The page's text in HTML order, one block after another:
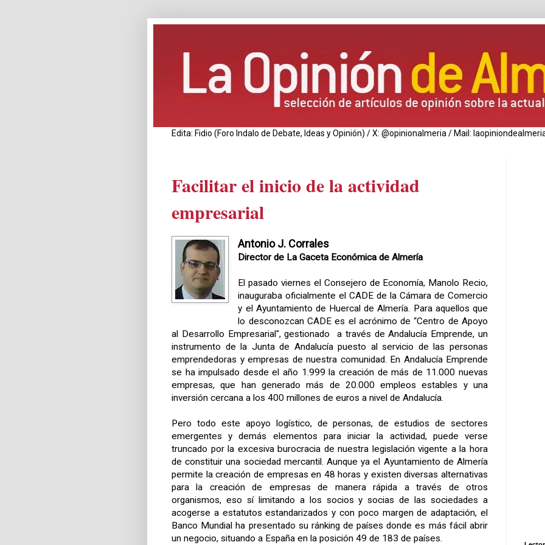
Edita: Fidio (Foro Indalo de Debate, Ideas y Opinión) / X: @opinionalmeria / Mail:
Facilitar el inicio de la actividad
empresarial
Antonio J. Corrales
Director de La Gaceta Económica de Almería
El pasado viernes el Consejero de Economía, Manolo Recio,
inauguraba oficialmente el CADE de la Cámara de Comercio
y el Ayuntamiento de Huercal de Almería. Para aquellos que
lo desconozcan CADE es el acrónimo de “Centro de Apoyo
al Desarrollo Empresarial", gestionado a través de Andalucía Emprende, un
instrumento de la Junta de Andalucía puesto al servicio de las personas
emprendedoras y empresas de nuestra comunidad. En Andalucía Emprende
se ha impulsado desde el año 1.999 la creación de más de 11.000 nuevas
empresas, que han generado más de 20.000 empleos estables y una
inversión cercana a los 400 millones de euros a nivel de Andalucía.
Pero todo este apoyo logístico, de personas, de estudios de sectores
emergentes y demás elementos para iniciar la actividad, puede verse
truncado por la excesiva burocracia de nuestra legislación vigente a la hora
de constituir una sociedad mercantil. Aunque ya el Ayuntamiento de Almería
permite la creación de empresas en 48 horas y existen diversas alternativas
para la creación de empresas de manera rápida a través de otros
organismos, eso sí limitando a los socios y socias de las sociedades a
acogerse a estatutos estandarizados y con poco margen de adaptación, el
Banco Mundial ha presentado su ránking de países donde es más fácil abrir
un negocio, situando a España en la posición 49 de 183 de países.